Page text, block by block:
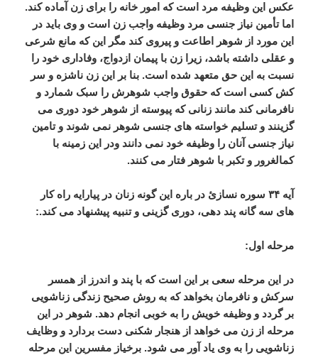
عکس این وظیفه مرد است که امور خانه را برای زن آماده کند.
اما تأمین نیاز جنسی مرد وظیفه واجب زن است و وی باید در
این مورد از شوهر اطاعت و پیروی کند مگر این که مانع شرعی
و عقلی داشته باشد، زیرا زن با پیمان ازدواج، وفاداری خود را
نسبت به این حق متعهد شده است.بنا بر این زن ناشزه و سر
کش کسی است که حقوق واجب شوهرش را سبک شمارد و
نافرمانی کند مانند زنانی که پیوسته از شوهر خود دوری می
گزینند و تسلیم خواسته های جنسی شوهر نمی شوند و تامین
نیاز جنسی آنان را وظیفه خود نمی دانند ودر این زمینه با
کمالغرور و تکبر با شوهر فتار می کنند.
آیه ۳۴ سوره نسازئ در باره این گونه زنان در پیارایه راه کار
های سه گانه پند دهی، دوری گزینی و تنبیه پیشنهاد می کند.:
مرحله اول:
در این مرحله سعی بر این است که با پند و اندرز از همسر
سرکش و نافرمان بخواهد که به روش صحیح زندگی زناشویی
بر گردد و وظیفه خویش را به خوبی انجام دهد. شوهر در
این
مرحله از زن می خواهد از هنجار شکنی دست بردارد و وظایف
زناشویی را به وی یاد آور می شود.برخیاز مفسرین این مرحله